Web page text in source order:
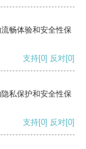
畅体验和安全性保
支持[0] 反对[0]
私保护和安全性保
支持[0] 反对[0]